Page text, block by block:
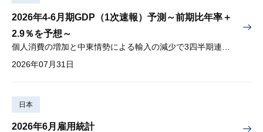
2026年4-6月期GDP（1次速報）予測～前期比年率＋
2.9％を予想～
個人消費の増加と中東情勢による輸入の減少で3四半期連続プラス
2026年07月31日
日本
2026年6月雇用統計